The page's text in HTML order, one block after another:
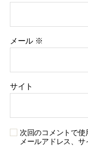
メール ※
サイト
次回のコメントで使
メールアドレス、サ